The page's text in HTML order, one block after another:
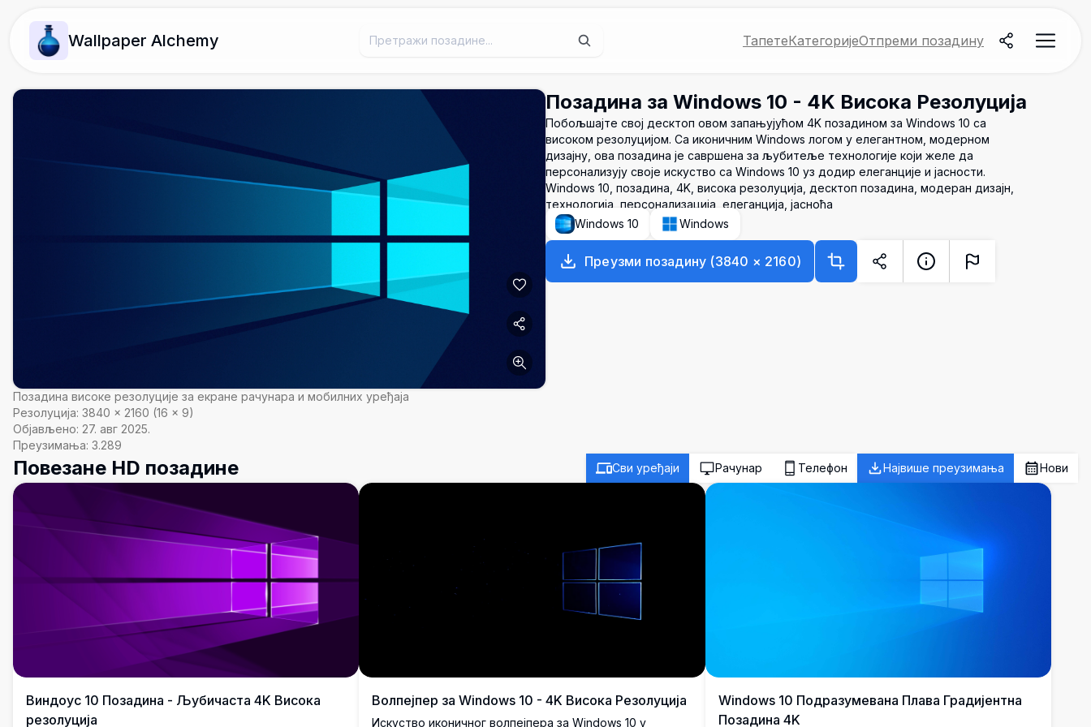
Wallpaper Alchemy ТапетеКатегоријеОтпреми позадину
Позадина високе резолуције за екране рачунара и мобилних уређаја
Резолуција: 3840 × 2160 (16 × 9)
Објављено: 27. авг 2025.
Преузимања: 3.289
Позадина за Windows 10 - 4K Висока Резолуција
Побољшајте свој десктоп овом запањујућом 4K позадином за Windows 10 са
високом резолуцијом. Са иконичним Windows логом у елегантном, модерном
дизајну, ова позадина је савршена за љубитеље технологије који желе да
персонализују своје искуство са Windows 10 уз додир елеганције и јасности.
Windows 10, позадина, 4K, висока резолуција, десктоп позадина, модеран дизајн,
технологија, персонализација, елеганција, јасноћа
Windows 10
Windows
Преузми позадину (3840 × 2160)
Повезане HD позадине Сви уређаји Рачунар Телефон Највише преузимања Нови
Виндоус 10 Позадина - Љубичаста 4K Висока
резолуција
Волпејпер за Windows 10 - 4K Висока Резолуција
Искуство иконичног волпејпера за Windows 10 у
Windows 10 Подразумевана Плава Градијентна
Позадина 4K